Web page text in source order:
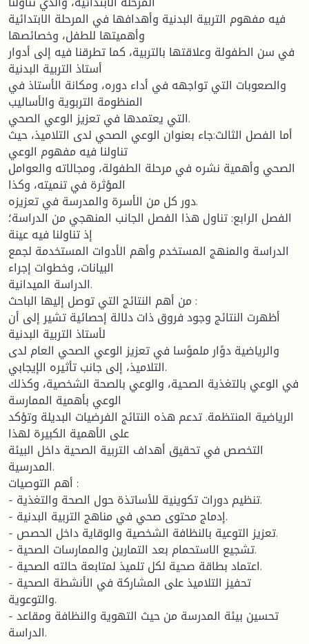
فيه مفهوم التربية البدنية وأهدافها في المرحلة الابتدائية
وأهميتها للطفل، وخصائصها
في سن الطفولة وعلاقتها بالتربية، كما تطرقنا فيه إلى أدوار
أستاذ التربية البدنية
والصعوبات التي تواجهه في أداء دوره، ومكانة الأستاذ في
المنظومة التربوية والأساليب
التي يعتمدها في تعزيز الوعي الصحي.
أما الفصل الثالث:جاء بعنوان الوعي الصحي لدى التلاميذ، حيث
تناولنا فيه مفهوم الوعي
الصحي وأهمية نشره في مرحلة الطفولة، ومجالاته والعوامل
المؤثرة في تنميته، وكذا
دور كل من الأسرة والمدرسة في تعزيزه.
الفصل الرابع: تناول هذا الفصل الجانب المنهجي من الدراسة؛
إذ تناولنا فيه عينة
الدراسة والمنهج المستخدم وأهم الأدوات المستخدمة لجمع
البيانات، وخطوات إجراء
الدراسة الميدانية.
من أهم النتائج التي توصل إليها الباحث :
أظهرت النتائج وجود فروق ذات دلالة إحصائية تشير إلى أن
لأستاذ التربية البدنية
والرياضية دوًار ملموًسا في تعزيز الوعي الصحي العام لدى
التلاميذ، إلى جانب تأثيره الإيجابي.
في الوعي بالتغذية الصحية، والوعي بالصحة الشخصية، وكذلك
الوعي بأهمية الممارسة
الرياضية المنتظمة. تدعم هذه النتائج الفرضيات البديلة وتؤكد
على الأهمية الكبيرة لهذا
التخصص في تحقيق أهداف التربية الصحية داخل البيئة
المدرسية.
أهم التوصيات :
- تنظيم دورات تكوينية للأساتذة حول الصحة والتغذية.
- إدماج محتوى صحي في مناهج التربية البدنية.
- تعزيز التوعية بالنظافة الشخصية والوقاية داخل الحصص.
- تشجيع الاستحمام بعد التمارين والممارسات الصحية.
- اعتماد بطاقة صحية لكل تلميذ لمتابعة حالته الصحية.
- تحفيز التلاميذ على المشاركة في الأنشطة الصحية
والتوعوية.
- تحسين بيئة المدرسة من حيث التهوية والنظافة ومقاعد
الدراسة.